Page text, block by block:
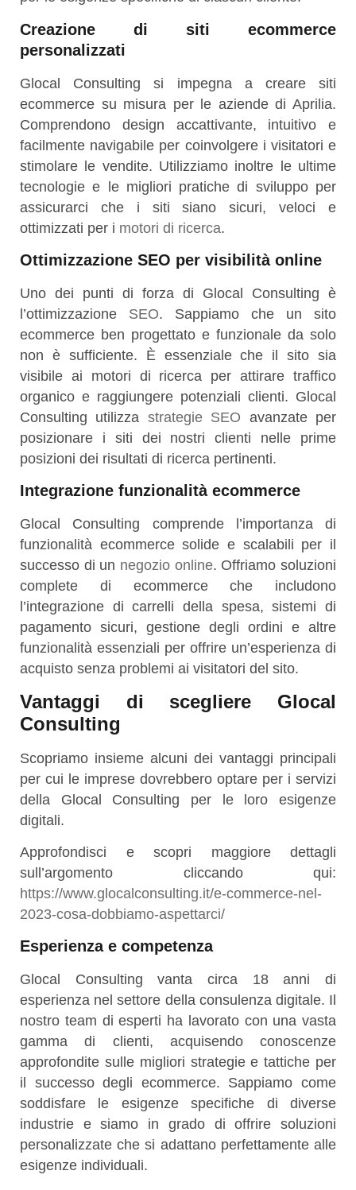
Creazione di siti ecommerce
personalizzati
Glocal Consulting si impegna a creare siti
ecommerce su misura per le aziende di Aprilia.
Comprendono design accattivante, intuitivo e
facilmente navigabile per coinvolgere i visitatori e
stimolare le vendite. Utilizziamo inoltre le ultime
tecnologie e le migliori pratiche di sviluppo per
assicurarci che i siti siano sicuri, veloci e
ottimizzati per i motori di ricerca.
Ottimizzazione SEO per visibilità online
Uno dei punti di forza di Glocal Consulting è
l’ottimizzazione SEO. Sappiamo che un sito
ecommerce ben progettato e funzionale da solo
non è sufficiente. È essenziale che il sito sia
visibile ai motori di ricerca per attirare traffico
organico e raggiungere potenziali clienti. Glocal
Consulting utilizza strategie SEO avanzate per
posizionare i siti dei nostri clienti nelle prime
posizioni dei risultati di ricerca pertinenti.
Integrazione funzionalità ecommerce
Glocal Consulting comprende l’importanza di
funzionalità ecommerce solide e scalabili per il
successo di un negozio online. Offriamo soluzioni
complete di ecommerce che includono
l’integrazione di carrelli della spesa, sistemi di
pagamento sicuri, gestione degli ordini e altre
funzionalità essenziali per offrire un’esperienza di
acquisto senza problemi ai visitatori del sito.
Vantaggi di scegliere Glocal
Consulting
Scopriamo insieme alcuni dei vantaggi principali
per cui le imprese dovrebbero optare per i servizi
della Glocal Consulting per le loro esigenze
digitali.
Approfondisci e scopri maggiore dettagli
sull’argomento cliccando qui:
https://www.glocalconsulting.it/e-commerce-nel-
2023-cosa-dobbiamo-aspettarci/
Esperienza e competenza
Glocal Consulting vanta circa 18 anni di
esperienza nel settore della consulenza digitale. Il
nostro team di esperti ha lavorato con una vasta
gamma di clienti, acquisendo conoscenze
approfondite sulle migliori strategie e tattiche per
il successo degli ecommerce. Sappiamo come
soddisfare le esigenze specifiche di diverse
industrie e siamo in grado di offrire soluzioni
personalizzate che si adattano perfettamente alle
esigenze individuali.